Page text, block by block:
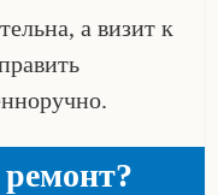
а визит к